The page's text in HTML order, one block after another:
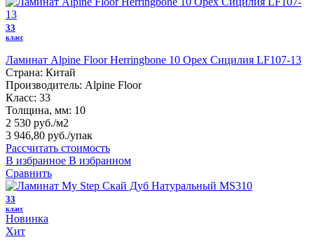
33
класс
Ламинат Alpine Floor Herringbone 10 Орех Сицилия LF107-13
Страна: Китай
Производитель: Alpine Floor
Класс: 33
Толщина, мм: 10
2 530 руб./м2
3 946,80 руб./упак
Рассчитать стоимость
В избранное В избранном
Сравнить
33
класс
Новинка
Хит